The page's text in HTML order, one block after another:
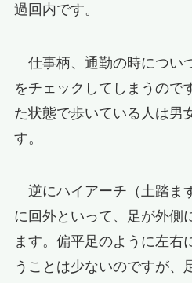
過回内です。
仕事柄、通勤の時につい
をチェックしてしまうので
た状態で歩いている人は男
す。
逆にハイアーチ（土踏ま
に回外といって、足が外側
ます。偏平足のように左右
うことは少ないのですが、